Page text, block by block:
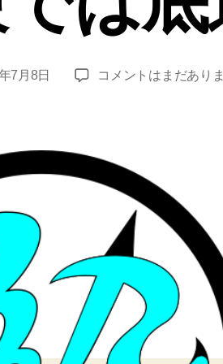
7月8日
高
差
０
学
受
コメントはまだあり